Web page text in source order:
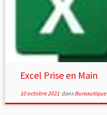
Excel Prise en Main
10 octobre 2021dansBureautique